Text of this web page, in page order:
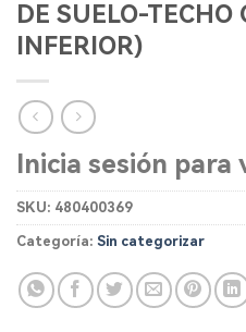
DE SUELO-TECHO
INFERIOR)
Inicia sesión para
SKU: 480400369
Categoría: Sin categorizar